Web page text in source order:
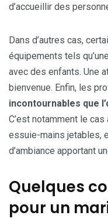
d’accueillir des
Dans d’autres cas,
équipements tels
avec des enfants. Une
bienvenue. Enfin, les
incontournables que
C’est notamment le
essuie-mains jetables,
d’ambiance apportant
Quelques
pour un